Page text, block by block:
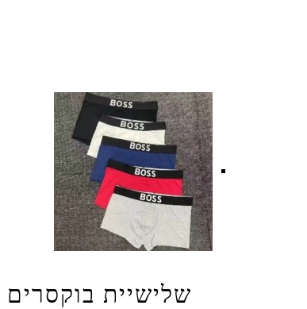
שלישיית בוקסרים